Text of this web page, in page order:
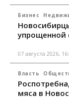
Бизнес
упрощенной
07 августа 2026,
Власть
мяса в